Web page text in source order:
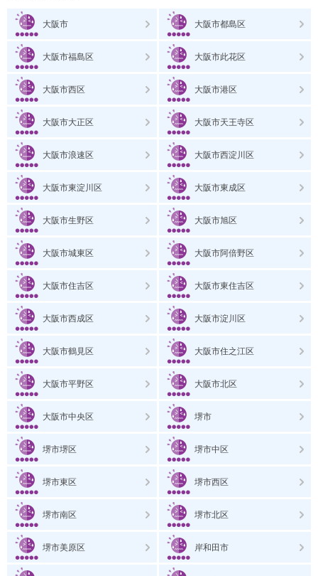
大阪市 大阪市都島区
大阪市福島区 大阪市此花区
大阪市西区 大阪市港区
大阪市大正区 大阪市天王寺区
大阪市浪速区 大阪市西淀川区
大阪市東淀川区 大阪市東成区
大阪市生野区 大阪市旭区
大阪市城東区 大阪市阿倍野区
大阪市住吉区 大阪市東住吉区
大阪市西成区 大阪市淀川区
大阪市鶴見区 大阪市住之江区
大阪市平野区 大阪市北区
大阪市中央区 堺市
堺市堺区 堺市中区
堺市東区 堺市西区
堺市南区 堺市北区
堺市美原区 岸和田市